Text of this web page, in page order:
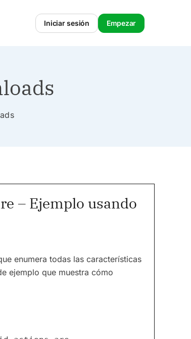
Iniciar sesión Empezar
– Ejemplo usando
enumera todas las características
ejemplo que muestra cómo